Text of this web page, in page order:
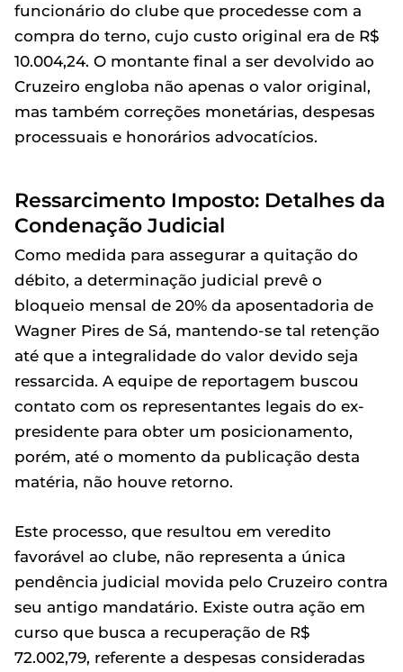
funcionário do clube que procedesse com a
compra do terno, cujo custo original era de R$
10.004,24. O montante final a ser devolvido ao
Cruzeiro engloba não apenas o valor original,
mas também correções monetárias, despesas
processuais e honorários advocatícios.
Ressarcimento Imposto: Detalhes da
Condenação Judicial
Como medida para assegurar a quitação do
débito, a determinação judicial prevê o
bloqueio mensal de 20% da aposentadoria de
Wagner Pires de Sá, mantendo-se tal retenção
até que a integralidade do valor devido seja
ressarcida. A equipe de reportagem buscou
contato com os representantes legais do ex-
presidente para obter um posicionamento,
porém, até o momento da publicação desta
matéria, não houve retorno.
Este processo, que resultou em veredito
favorável ao clube, não representa a única
pendência judicial movida pelo Cruzeiro contra
seu antigo mandatário. Existe outra ação em
curso que busca a recuperação de R$
72.002,79, referente a despesas consideradas